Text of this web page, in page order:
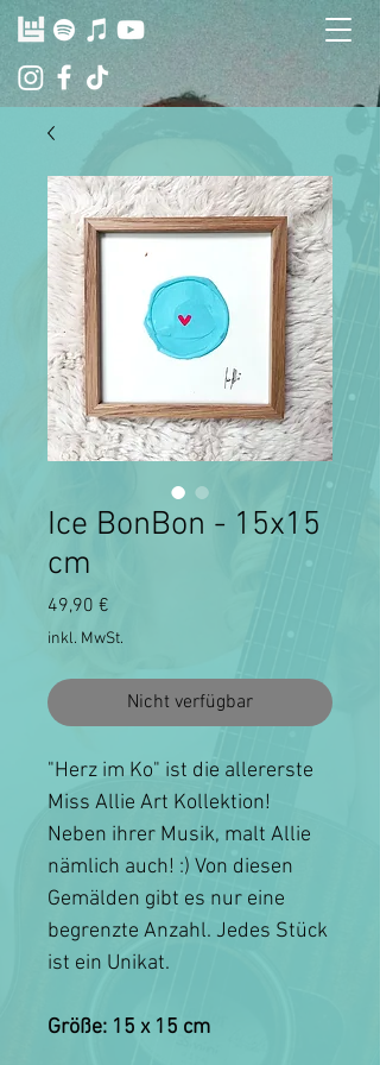
Ice BonBon - 15x15
cm
49,90 €
inkl. MwSt.
Nicht verfügbar
"Herz im Ko" ist die allererste
Miss Allie Art Kollektion!
Neben ihrer Musik, malt Allie
nämlich auch! :) Von diesen
Gemälden gibt es nur eine
begrenzte Anzahl. Jedes Stück
ist ein Unikat.
Größe: 15 x 15 cm